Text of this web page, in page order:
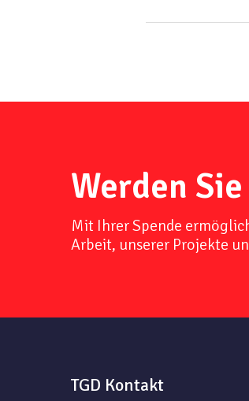
Werden
Mit Ihrer Spende
Arbeit, unserer Projekte
TGD Kontakt